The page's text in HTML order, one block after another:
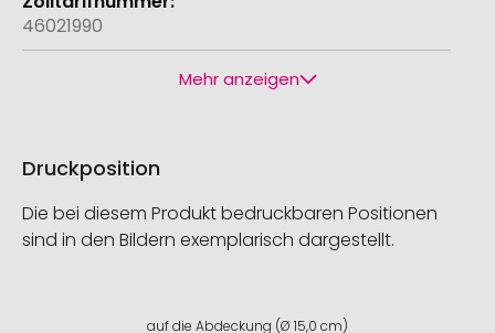
46021990
Mehr anzeigen
Druckposition
Die bei diesem Produkt bedruckbaren Positionen
sind in den Bildern exemplarisch dargestellt.
auf die Abdeckung (Ø 15,0 cm)